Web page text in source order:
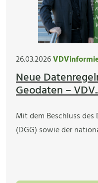
26.03.2026
Neue
Geodaten –
Mit dem Beschluss des
(DGG) sowie der